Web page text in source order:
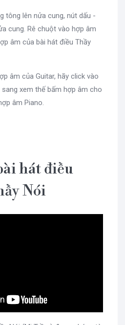
tông lên nửa cung, nút dấu -
cung. Rê chuột vào hợp âm
âm của bài hát điều Thầy
âm của Guitar, hãy click vào
xem thế bấm hợp âm cho
âm Piano.
hát điều
Nói